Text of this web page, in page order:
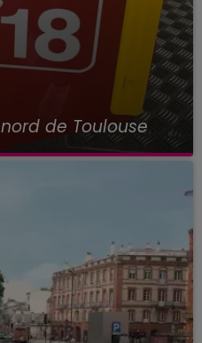
de Toulouse